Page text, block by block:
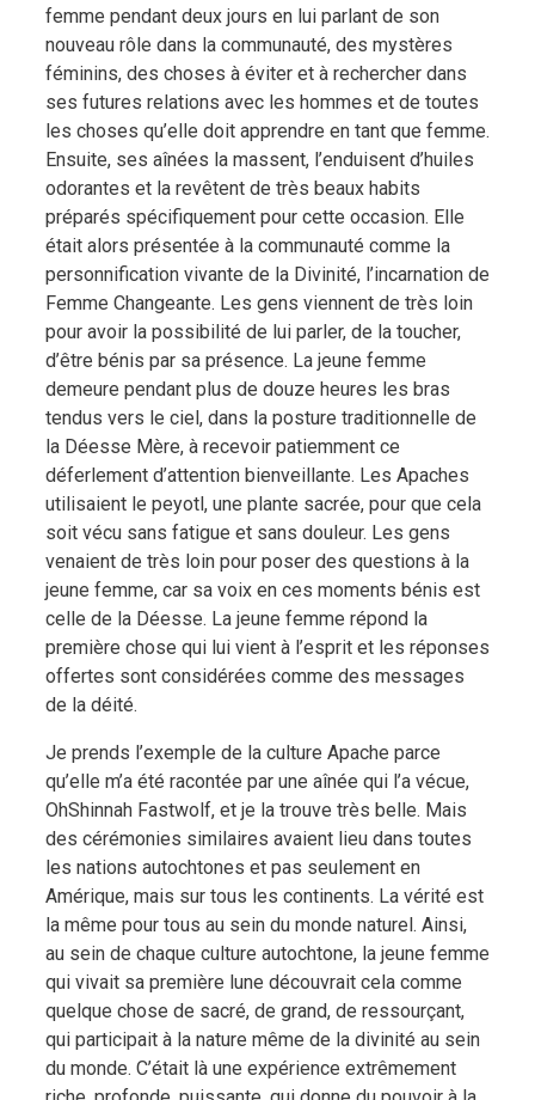
femme pendant deux jours en lui parlant de son
nouveau rôle dans la communauté, des mystères
féminins, des choses à éviter et à rechercher dans
ses futures relations avec les hommes et de toutes
les choses qu’elle doit apprendre en tant que femme.
Ensuite, ses aînées la massent, l’enduisent d’huiles
odorantes et la revêtent de très beaux habits
préparés spécifiquement pour cette occasion. Elle
était alors présentée à la communauté comme la
personnification vivante de la Divinité, l’incarnation de
Femme Changeante. Les gens viennent de très loin
pour avoir la possibilité de lui parler, de la toucher,
d’être bénis par sa présence. La jeune femme
demeure pendant plus de douze heures les bras
tendus vers le ciel, dans la posture traditionnelle de
la Déesse Mère, à recevoir patiemment ce
déferlement d’attention bienveillante. Les Apaches
utilisaient le peyotl, une plante sacrée, pour que cela
soit vécu sans fatigue et sans douleur. Les gens
venaient de très loin pour poser des questions à la
jeune femme, car sa voix en ces moments bénis est
celle de la Déesse. La jeune femme répond la
première chose qui lui vient à l’esprit et les réponses
offertes sont considérées comme des messages
de la déité.
Je prends l’exemple de la culture Apache parce
qu’elle m’a été racontée par une aînée qui l’a vécue,
OhShinnah Fastwolf, et je la trouve très belle. Mais
des cérémonies similaires avaient lieu dans toutes
les nations autochtones et pas seulement en
Amérique, mais sur tous les continents. La vérité est
la même pour tous au sein du monde naturel. Ainsi,
au sein de chaque culture autochtone, la jeune femme
qui vivait sa première lune découvrait cela comme
quelque chose de sacré, de grand, de ressourçant,
qui participait à la nature même de la divinité au sein
du monde. C’était là une expérience extrêmement